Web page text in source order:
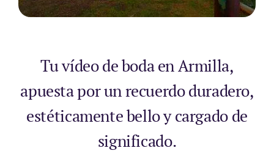
Tu vídeo de boda en Armilla,
apuesta por un recuerdo duradero,
estéticamente bello y cargado de
significado.